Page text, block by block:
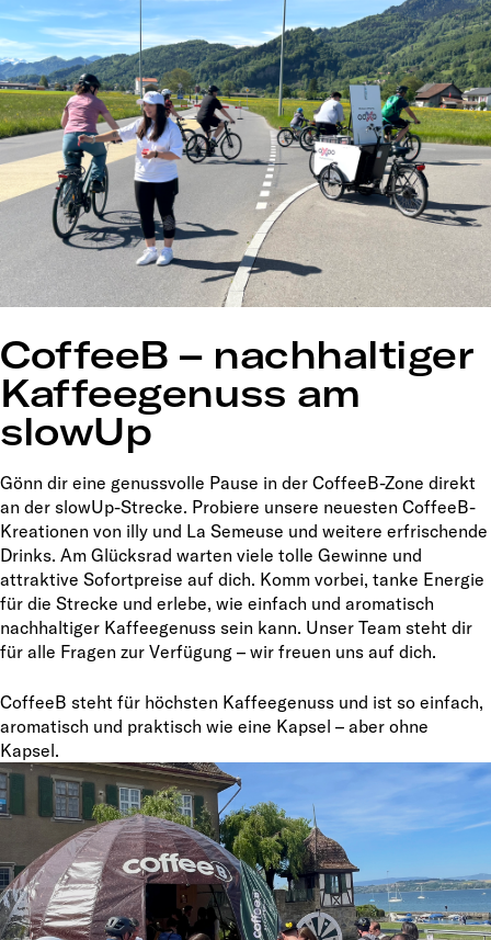
CoffeeB – nachhaltiger
Kaffeegenuss am
slowUp
Gönn dir eine genussvolle Pause in der CoffeeB-Zone direkt
an der slowUp-Strecke. Probiere unsere neuesten CoffeeB-
Kreationen von illy und La Semeuse und weitere erfrischende
Drinks. Am Glücksrad warten viele tolle Gewinne und
attraktive Sofortpreise auf dich. Komm vorbei, tanke Energie
für die Strecke und erlebe, wie einfach und aromatisch
nachhaltiger Kaffeegenuss sein kann. Unser Team steht dir
für alle Fragen zur Verfügung – wir freuen uns auf dich.
CoffeeB steht für höchsten Kaffeegenuss und ist so einfach,
aromatisch und praktisch wie eine Kapsel – aber ohne
Kapsel.